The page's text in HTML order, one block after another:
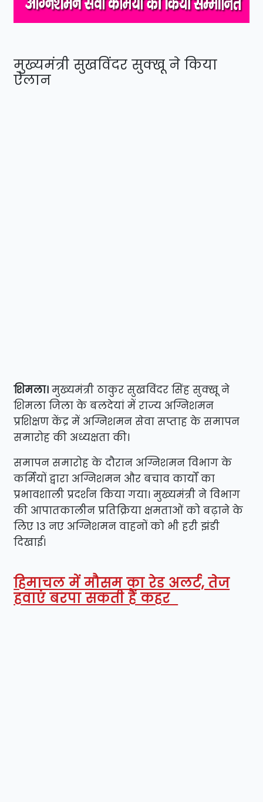
मुख्यमंत्री सुखविंदर सुक्खू ने किया
ऐलान
शिमला।मुख्यमंत्री ठाकुर सुखविंदर सिंह सुक्खू ने
शिमला जिला के बलदेयां में राज्य अग्निशमन
प्रशिक्षण केंद्र में अग्निशमन सेवा सप्ताह के समापन
समारोह की अध्यक्षता की।
समापन समारोह के दौरान अग्निशमन विभाग के
कर्मियों द्वारा अग्निशमन और बचाव कार्यों का
प्रभावशाली प्रदर्शन किया गया। मुख्यमंत्री ने विभाग
की आपातकालीन प्रतिक्रिया क्षमताओं को बढ़ाने के
लिए 13 नए अग्निशमन वाहनों को भी हरी झंडी
दिखाई।
हिमाचल में मौसम का रेड अलर्ट, तेज
हवाएं बरपा सकती हैं कहर